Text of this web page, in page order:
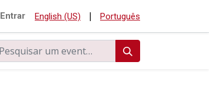
Entrar English (US) | Português